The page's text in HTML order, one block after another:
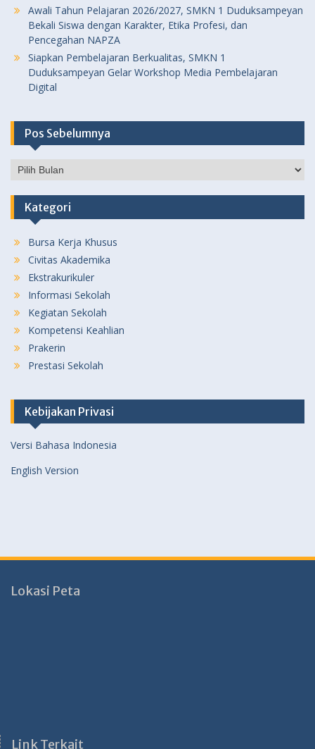
Awali Tahun Pelajaran 2026/2027, SMKN 1 Duduksampeyan
Bekali Siswa dengan Karakter, Etika Profesi, dan
Pencegahan NAPZA
Siapkan Pembelajaran Berkualitas, SMKN 1
Duduksampeyan Gelar Workshop Media Pembelajaran
Digital
Pos Sebelumnya
Pos
Kategori
Bursa Kerja Khusus
Civitas Akademika
Ekstrakurikuler
Informasi Sekolah
Kegiatan Sekolah
Kompetensi Keahlian
Prakerin
Prestasi Sekolah
Kebijakan Privasi
Versi Bahasa Indonesia
English Version
Lokasi Peta
Link Terkait